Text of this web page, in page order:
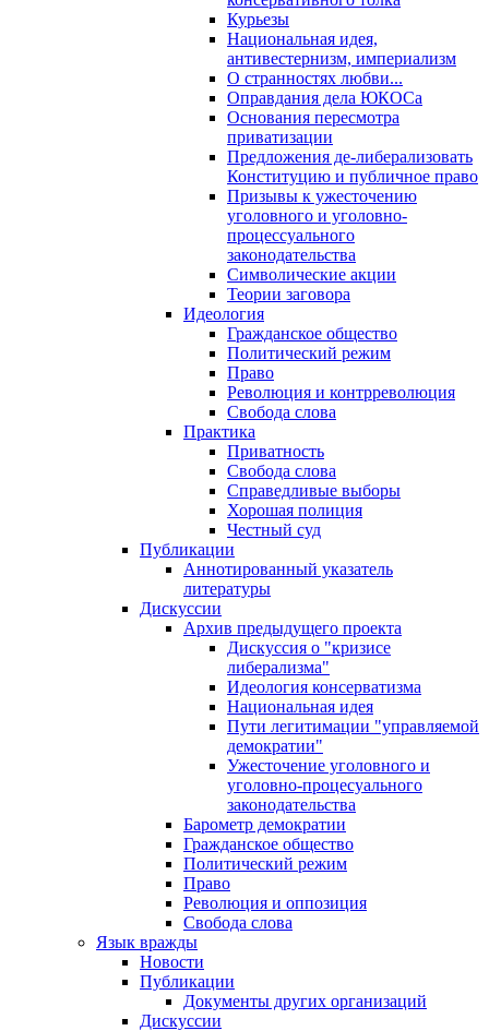
Курьезы
Национальная идея,
антивестернизм, империализм
О странностях любви...
Оправдания дела ЮКОСа
Основания пересмотра
приватизации
Предложения де-либерализовать
Конституцию и публичное право
Призывы к ужесточению
уголовного и уголовно-
процессуального
законодательства
Символические акции
Теории заговора
Идеология
Гражданское общество
Политический режим
Право
Революция и контрреволюция
Свобода слова
Практика
Приватность
Свобода слова
Справедливые выборы
Хорошая полиция
Честный суд
Публикации
Аннотированный указатель
литературы
Дискуссии
Архив предыдущего проекта
Дискуссия о "кризисе
либерализма"
Идеология консерватизма
Национальная идея
Пути легитимации "управляемой
демократии"
Ужесточение уголовного и
уголовно-процесуального
законодательства
Барометр демократии
Гражданское общество
Политический режим
Право
Революция и оппозиция
Свобода слова
Язык вражды
Новости
Публикации
Документы других организаций
Дискуссии